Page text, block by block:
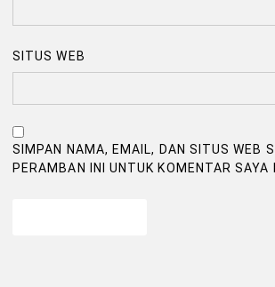
SITUS WEB
SIMPAN NAMA, EMAIL, DAN SITUS WEB
PERAMBAN INI UNTUK KOMENTAR SAYA